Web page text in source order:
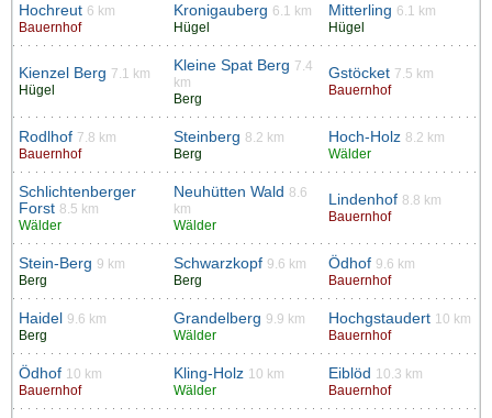
Hochreut 6 km
Bauernhof
Kronigauberg 6.1 km
Hügel
Mitterling 6.1 km
Hügel
Kienzel Berg 7.1 km
Hügel
Kleine Spat Berg 7.4
km
Berg
Gstöcket 7.5 km
Bauernhof
Rodlhof 7.8 km
Bauernhof
Steinberg 8.2 km
Berg
Hoch-Holz 8.2 km
Wälder
Schlichtenberger
Forst 8.5 km
Wälder
Neuhütten Wald 8.6
km
Wälder
Lindenhof 8.8 km
Bauernhof
Stein-Berg 9 km
Berg
Schwarzkopf 9.6 km
Berg
Ödhof 9.6 km
Bauernhof
Haidel
9.6 km
Berg
Grandelberg 9.9 km
Wälder
Hochgstaudert 10 km
Bauernhof
Ödhof 10 km
Bauernhof
Kling-Holz 10 km
Wälder
Eiblöd 10.3 km
Bauernhof